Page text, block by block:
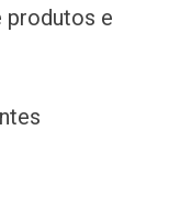
produtos e